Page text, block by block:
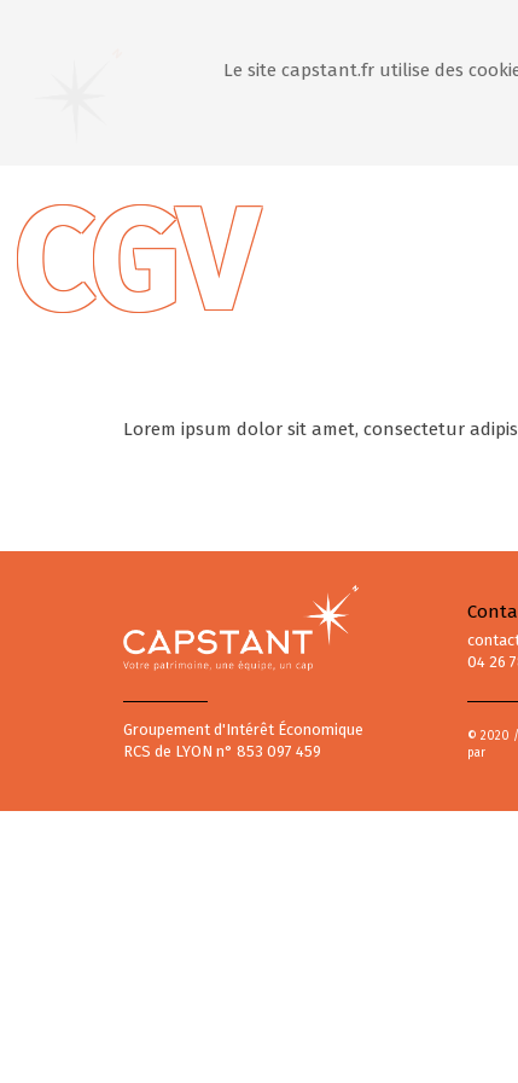
CGV
Lorem ipsum dolor sit amet, consectetur
Le site capstant.fr utilise des
Groupement d'Intérêt Économique
RCS de LYON n° 853 097 459
04 26
© 2020 /
par